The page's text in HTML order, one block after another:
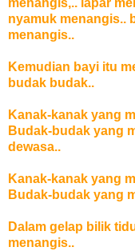
menangis,.. lapar
nyamuk menangis..
menangis..
Kemudian bayi itu
budak budak..
Kanak-kanak yang
Budak-budak yang
dewasa..
Kanak-kanak yang
Budak-budak yang
Dalam gelap bilik
menangis..